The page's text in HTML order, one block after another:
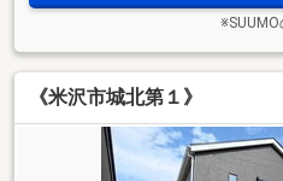
《米沢市城北第１》